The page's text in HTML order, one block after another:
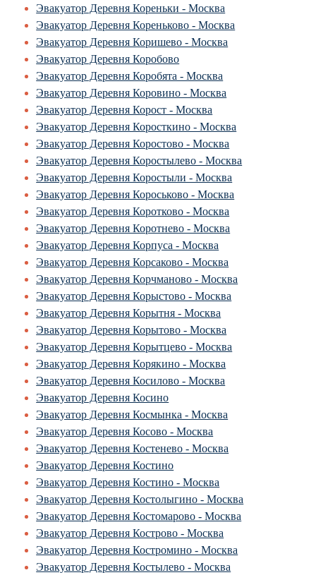
Эвакуатор Деревня Кореньки - Москва
Эвакуатор Деревня Кореньково - Москва
Эвакуатор Деревня Коришево - Москва
Эвакуатор Деревня Коробово
Эвакуатор Деревня Коробята - Москва
Эвакуатор Деревня Коровино - Москва
Эвакуатор Деревня Корост - Москва
Эвакуатор Деревня Коросткино - Москва
Эвакуатор Деревня Коростово - Москва
Эвакуатор Деревня Коростылево - Москва
Эвакуатор Деревня Коростыли - Москва
Эвакуатор Деревня Короськово - Москва
Эвакуатор Деревня Коротково - Москва
Эвакуатор Деревня Коротнево - Москва
Эвакуатор Деревня Корпуса - Москва
Эвакуатор Деревня Корсаково - Москва
Эвакуатор Деревня Корчманово - Москва
Эвакуатор Деревня Корыстово - Москва
Эвакуатор Деревня Корытня - Москва
Эвакуатор Деревня Корытово - Москва
Эвакуатор Деревня Корытцево - Москва
Эвакуатор Деревня Корякино - Москва
Эвакуатор Деревня Косилово - Москва
Эвакуатор Деревня Косино
Эвакуатор Деревня Космынка - Москва
Эвакуатор Деревня Косово - Москва
Эвакуатор Деревня Костенево - Москва
Эвакуатор Деревня Костино
Эвакуатор Деревня Костино - Москва
Эвакуатор Деревня Костолыгино - Москва
Эвакуатор Деревня Костомарово - Москва
Эвакуатор Деревня Кострово - Москва
Эвакуатор Деревня Костромино - Москва
Эвакуатор Деревня Костылево - Москва